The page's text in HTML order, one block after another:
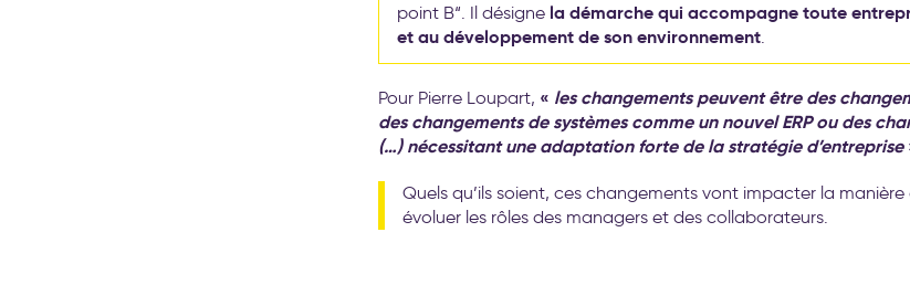
point B“. Il désigne la démarche qui accompagne toute
et au développement de son environnement.
Pour Pierre Loupart, « les changements peuvent être des
des changements de systèmes comme un nouvel ERP ou des
(…) nécessitant une adaptation forte de la stratégie d’entreprise
Quels qu’ils soient, ces changements vont impacter la
évoluer les rôles des managers et des collaborateurs.